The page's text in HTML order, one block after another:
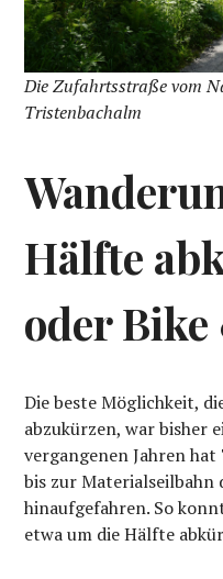
Die Zufahrtsstraße vom
Tristenbachalm
Hälfte
oder
Die beste Möglichkeit,
abzukürzen, war bisher
vergangenen Jahren
bis zur Materialseilbahn
hinaufgefahren. So
etwa um die Hälfte